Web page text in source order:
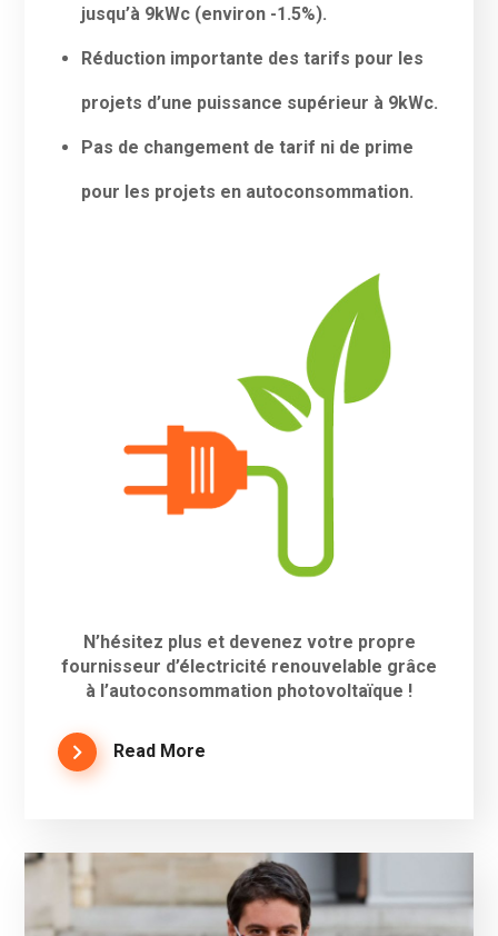
jusqu’à 9kWc (environ -1.5%).
Réduction importante des tarifs pour les
projets d’une puissance supérieur à 9kWc.
Pas de changement de tarif ni de prime
pour les projets en autoconsommation.
N’hésitez plus et devenez votre propre
fournisseur d’électricité renouvelable grâce
à l’autoconsommation photovoltaïque !
Read More